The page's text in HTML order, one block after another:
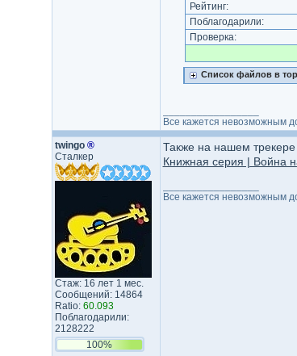
Рейтинг:
Поблагодарили:
Проверка:
Список файлов в
Все кажется невозможным
twingo ®
Сталкер
Стаж: 16 лет 1 мес.
Сообщений: 14864
Ratio: 60.093
Поблагодарили:
2128222
100%
Также на нашем трекере
Книжная серия | Война
Все кажется невозможным